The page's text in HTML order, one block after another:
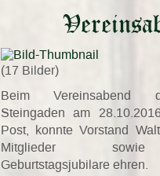
(17 Bilder)
Beim Vereinsabend
Steingaden am
Post, konnte Vorstand
Mitglieder
Geburtstagsjubilare ehren.